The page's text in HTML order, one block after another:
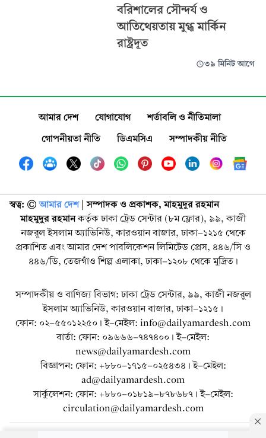
বরিশালের সৌন্দর্য ও
আতিথেয়তায় মুগ্ধ মার্কিন
রাষ্ট্রদূত
৩৯ মিনিট আগে
আমার দেশ যোগাযোগ
শর্তাবলি ও নীতিমালা
গোপনীয়তা নীতি
ডিএমসিএ সম্পাদকীয় নীতি
স্বত্ব: ©️ আমার দেশ| সম্পাদক ও প্রকাশক, মাহমুদুর রহমান
মাহমুদুর রহমানকর্তৃক ঢাকা ট্রেড সেন্টার (৮ম ফ্লোর), ৯৯, কাজী
নজরুল ইসলাম অ্যাভিনিউ, কারওয়ান বাজার, ঢাকা-১২১৫ থেকে
প্রকাশিত এবং আমার দেশ পাবলিকেশন লিমিটেড প্রেস, ৪৪৬/সি ও
৪৪৬/ডি, তেজগাঁও শিল্প এলাকা, ঢাকা-১২০৮ থেকে মুদ্রিত।
সম্পাদকীয় ও বাণিজ্য বিভাগ: ঢাকা ট্রেড সেন্টার, ৯৯, কাজী নজরুল
ইসলাম অ্যাভিনিউ, কারওয়ান বাজার, ঢাকা-১২১৫।
ফোন: ০২-৫৫০১২২৫০। ই-মেইল: info@dailyamardesh.com
বার্তা: ফোন: ০৯৬৬৬-৭৪৭৪০০। ই-মেইল:
news@dailyamardesh.com
বিজ্ঞাপন: ফোন: +৮৮০-১৭১৫-০২৫৪৩৪ । ই-মেইল:
ad@dailyamardesh.com
সার্কুলেশন: ফোন: +৮৮০-০১৮১৯-৮৭৮৬৮৭ । ই-মেইল:
circulation@dailyamardesh.com